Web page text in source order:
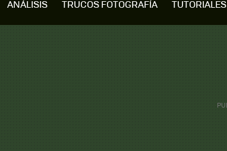
ANÁLISIS TRUCOS FOTOGRAFÍA TUTORIALES